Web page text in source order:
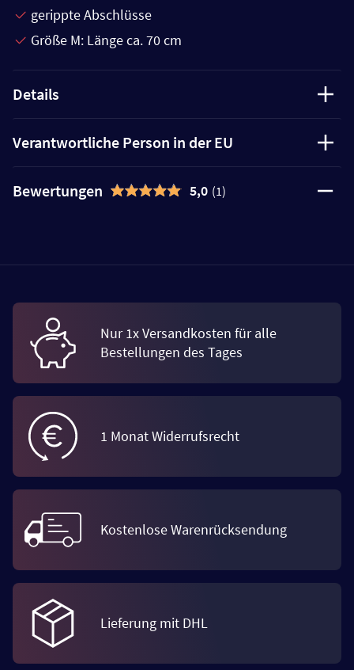
gerippte Abschlüsse
Größe M: Länge ca. 70 cm
Details
Verantwortliche Person in der EU
Bewertungen 5,0 (1)
Nur 1x Versandkosten für alle
Bestellungen des Tages
1 Monat Widerrufsrecht
Kostenlose Warenrücksendung
Lieferung mit DHL